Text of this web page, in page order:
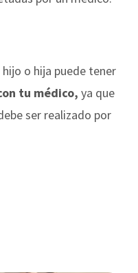
o hija puede tener
tu médico, ya que
ser realizado por